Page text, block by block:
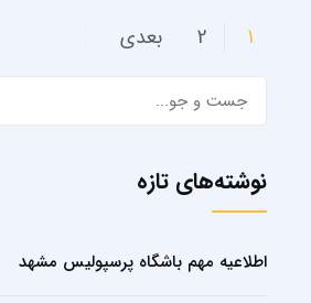
صفحه‌بندی
نوشته‌ها
1
2 بعدی
نوشته‌های تازه
اطلاعیه مهم باشگاه پرسپولیس مشهد